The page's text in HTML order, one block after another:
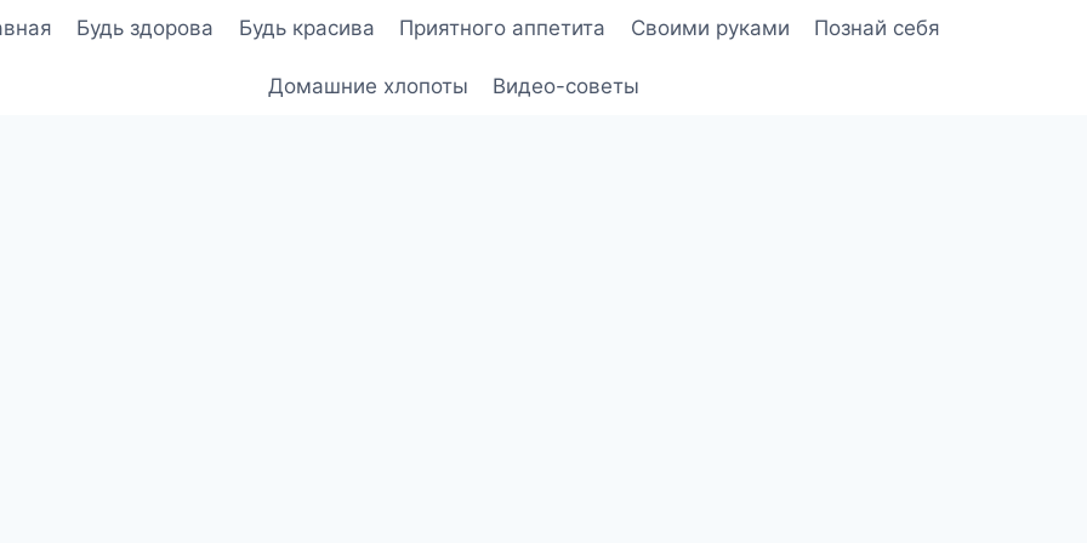
Будь здорова Будь красива Приятного аппетита Своими руками Познай себя
Домашние хлопоты Видео-советы